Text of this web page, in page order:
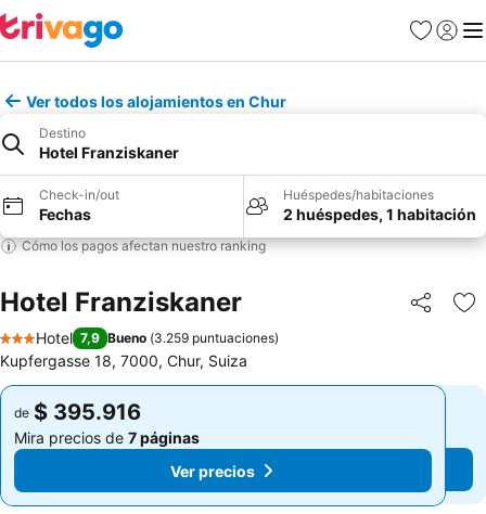
Favoritos
Iniciar
Ver todos los alojamientos en Chur
Destino
Hotel Franziskaner
Check-in/out
Fechas
Huéspedes/habitaciones
2 huéspedes, 1 habitación
Cómo los pagos afectan nuestro ranking
Hotel Franziskaner Compartir
3 Estrellas
Hotel 7,9 Bueno (3.259 puntuaciones)
Kupfergasse 18, 7000, Chur, Suiza
de $ 395.916
Mira precios de 7 páginas
Ver precios
de $ 395.916
Mira precios de 7 páginas
Ver precios